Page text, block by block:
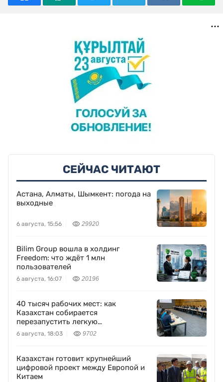
СЕЙЧАС ЧИТАЮТ
Астана, Алматы, Шымкент: погода на
выходные
6 августа, 15:56 29920
Bilim Group вошла в холдинг
Freedom: что ждёт 1 млн
пользователей
6 августа, 16:07 20196
40 тысяч рабочих мест: как
Казахстан собирается
перезапустить легкую
промышленность
6 августа, 18:03 9702
Казахстан готовит крупнейший
цифровой проект между Европой и
Китаем